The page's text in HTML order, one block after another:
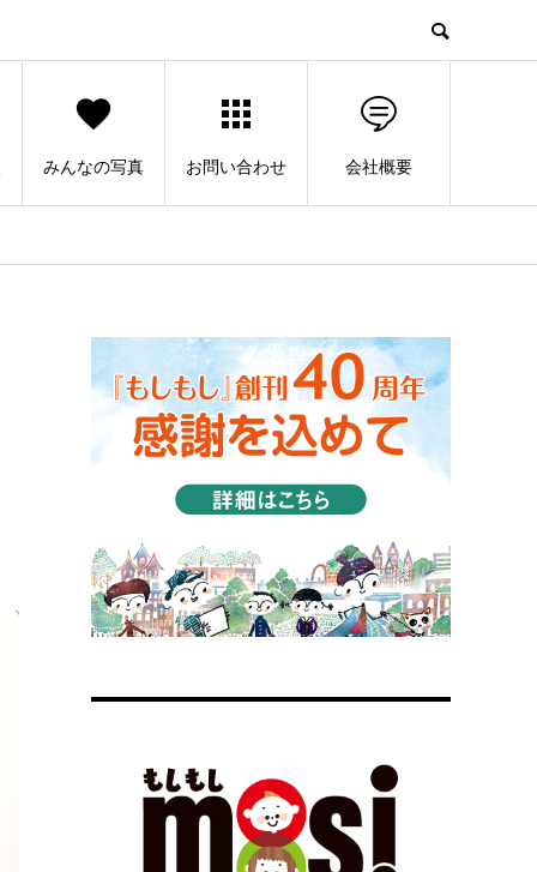
みんなの写真 お問い合わせ 会社概要